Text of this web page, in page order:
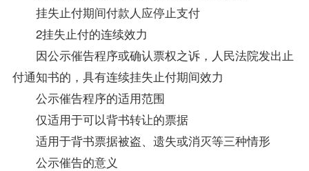
挂失止付期间付款人应停止支付
2挂失止付的连续效力
因公示催告程序或确认票权之诉，人民法院发出止
付通知书的，具有连续挂失止付期间效力
公示催告程序的适用范围
仅适用于可以背书转让的票据
适用于背书票据被盗、遗失或消灭等三种情形
公示催告的意义